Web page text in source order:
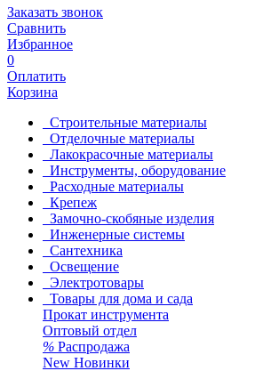
Заказать звонок
Сравнить
Избранное
0
Оплатить
Корзина
Строительные материалы
Отделочные материалы
Лакокрасочные материалы
Инструменты, оборудование
Расходные материалы
Крепеж
Замочно-скобяные изделия
Инженерные системы
Сантехника
Освещение
Электротовары
Товары для дома и сада
Прокат инструмента
Оптовый отдел
% Распродажа
New Новинки